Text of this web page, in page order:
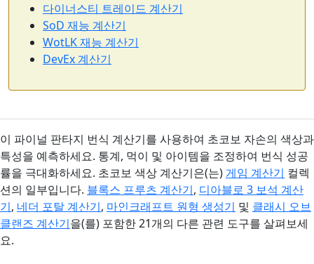
다이너스티 트레이드 계산기
SoD 재능 계산기
WotLK 재능 계산기
DevEx 계산기
이 파이널 판타지 번식 계산기를 사용하여 초코보 자손의 색상과
특성을 예측하세요. 통계, 먹이 및 아이템을 조정하여 번식 성공
률을 극대화하세요. 초코보 색상 계산기은(는) 게임 계산기 컬렉
션의 일부입니다. 블록스 프루츠 계산기, 디아블로 3 보석 계산
기, 네더 포탈 계산기, 마인크래프트 원형 생성기 및 클래시 오브
클랜즈 계산기을(를) 포함한 21개의 다른 관련 도구를 살펴보세
요.